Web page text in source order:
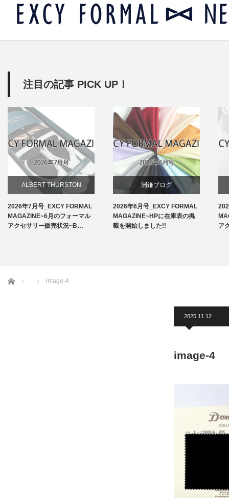
注目の記事 PICK UP！
ALBERT THURSTON
お知らせ
2026年7月号_EXCY FORMAL
MAGAZINE~6月のフォーマル
アクセサリー販売状況~B…
洲鎌ブログ
2026年6月号_EXCY FORMAL
MAGAZINE~HPに在庫表の掲
載を開始しました!!
ア
ホーム image-4
2025.11.12
image-4